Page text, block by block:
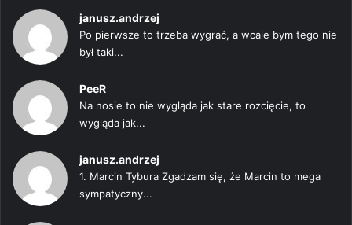
janusz.andrzej
Po pierwsze to trzeba wygrać, a wcale bym tego nie
był taki...
PeeR
Na nosie to nie wygląda jak stare rozcięcie, to
wygląda jak...
janusz.andrzej
1. Marcin Tybura Zgadzam się, że Marcin to mega
sympatyczny...